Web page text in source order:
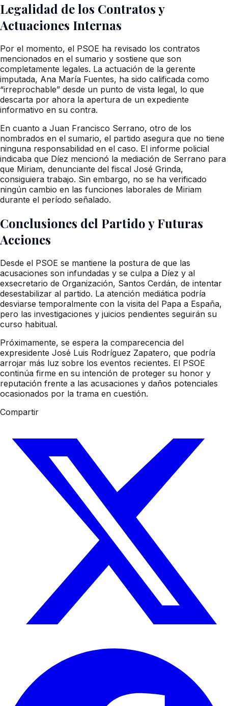
Legalidad de los Contratos y
Actuaciones Internas
Por el momento, el PSOE ha revisado los contratos
mencionados en el sumario y sostiene que son
completamente legales. La actuación de la gerente
imputada, Ana María Fuentes, ha sido calificada como
“irreprochable” desde un punto de vista legal, lo que
descarta por ahora la apertura de un expediente
informativo en su contra.
En cuanto a Juan Francisco Serrano, otro de los
nombrados en el sumario, el partido asegura que no tiene
ninguna responsabilidad en el caso. El informe policial
indicaba que Díez mencionó la mediación de Serrano para
que Miriam, denunciante del fiscal José Grinda,
consiguiera trabajo. Sin embargo, no se ha verificado
ningún cambio en las funciones laborales de Miriam
durante el período señalado.
Conclusiones del Partido y Futuras
Acciones
Desde el PSOE se mantiene la postura de que las
acusaciones son infundadas y se culpa a Díez y al
exsecretario de Organización, Santos Cerdán, de intentar
desestabilizar al partido. La atención mediática podría
desviarse temporalmente con la visita del Papa a España,
pero las investigaciones y juicios pendientes seguirán su
curso habitual.
Próximamente, se espera la comparecencia del
expresidente José Luis Rodríguez Zapatero, que podría
arrojar más luz sobre los eventos recientes. El PSOE
continúa firme en su intención de proteger su honor y
reputación frente a las acusaciones y daños potenciales
ocasionados por la trama en cuestión.
Compartir